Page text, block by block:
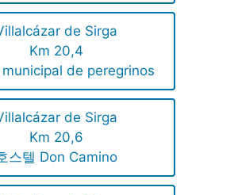
de Sirga
Km 20,4
municipal de peregrinos
de Sirga
Km 20,6
스텔 Don Camino